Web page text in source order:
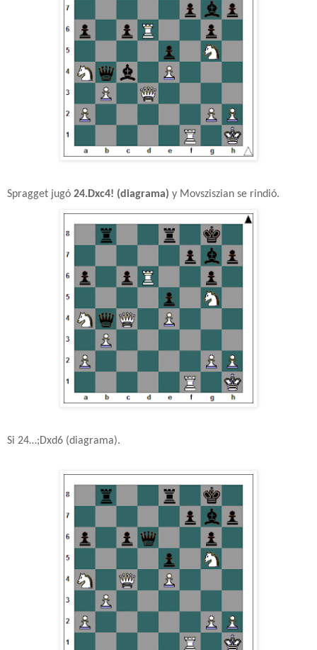
Spragget jugó 24.Dxc4! (diagrama) y Movsziszian se rindió.
Si 24…;Dxd6 (diagrama).